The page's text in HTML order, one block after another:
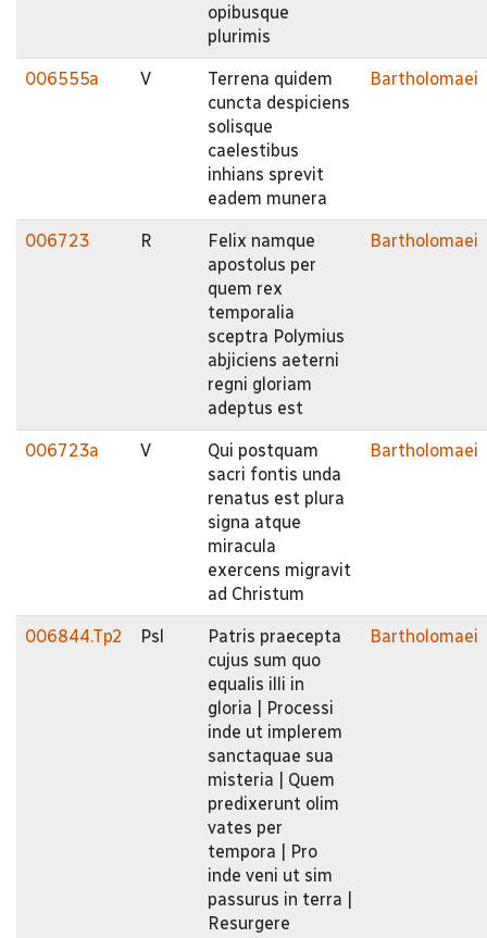
opibusque
plurimis
006555a V
Terrena quidem
cuncta despiciens
solisque
caelestibus
inhians sprevit
eadem munera
Bartholomaei
006723 R
Felix namque
apostolus per
quem rex
temporalia
sceptra Polymius
abjiciens aeterni
regni gloriam
adeptus est
Bartholomaei
006723a V
Qui postquam
sacri fontis unda
renatus est plura
signa atque
miracula
exercens migravit
ad Christum
Bartholomaei
006844.Tp2 Psl
Patris praecepta
cujus sum quo
equalis illi in
gloria | Processi
inde ut implerem
sanctaquae sua
misteria | Quem
predixerunt olim
vates per
tempora | Pro
inde veni ut sim
passurus in terra |
Resurgere
Bartholomaei